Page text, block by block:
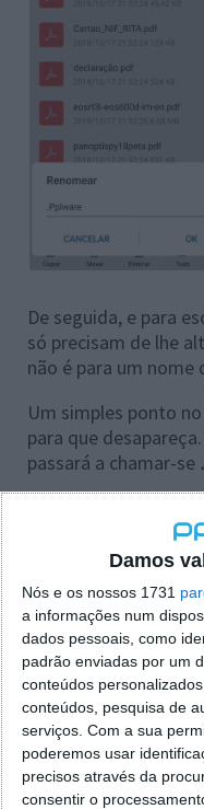
Damos
Nós e os nossos 1731
a informações num
dados pessoais, como
padrão enviadas por um
conteúdos
conteúdos, pesquisa de
serviços. Com a sua
poderemos usar
precisos através da
consentir o
De seguida, e para
só precisam de lhe
não é para um nome
Um simples ponto
para que
passará a chamar-se
Como tornar
Como será normal,
escondida e aos
devem aceder ao
configuração, e
ocultos. É
suporte, algo que é